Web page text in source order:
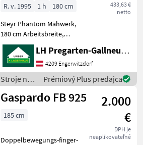
433,63 €
netto
R. v. 1995 1 h
180 cm
Steyr Phantom Mähwerk,
180 cm Arbeitsbreite,
kompl. mit Mähantrieb, war
montiert auf Steyr 8070 SK
II, Privatverkauf : - Stroje na
zber objemových krmív
Prstov
LH Pregarten-Gallneukirchen, Gallneukirchen
4209 Engerwitzdorf
Stroje na
zber
objemových
Steyr
Prémiový Plus predajca
Gaspardo FB 925
2.000
€
DPH je
neaplikovateľné
185 cm
Doppelbewegungs-finger-